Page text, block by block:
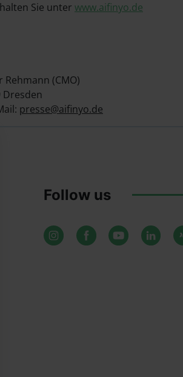
Sie unter www.aifinyo.de
Rehmann (CMO)
Dresden
presse@aifinyo.de
Follow us